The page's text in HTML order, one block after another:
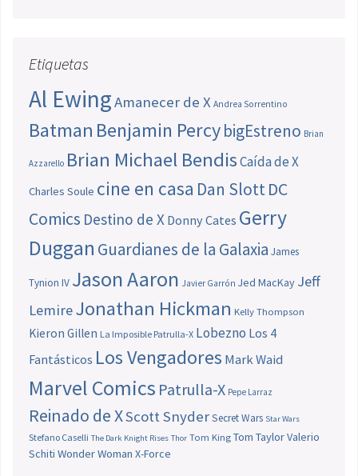
Etiquetas
Al EwingAmanecer de X Andrea Sorrentino
Batman Benjamin PercybigEstreno Brian
Azzarello Brian Michael BendisCaída de X
Charles Soule cine en casa Dan SlottDC
Comics Destino de X Donny Cates Gerry
Duggan Guardianes de la Galaxia James
Tynion IV Jason Aaron Javier Garrón Jed MacKay Jeff
LemireJonathan Hickman Kelly Thompson
Kieron Gillen La Imposible Patrulla-X Lobezno Los 4
Fantásticos Los Vengadores Mark Waid
Marvel Comics Patrulla-X Pepe Larraz
Reinado de XScott SnyderSecret Wars Star Wars
Stefano Caselli The Dark Knight Rises Thor Tom King Tom TaylorValerio
Schiti Wonder Woman X-Force